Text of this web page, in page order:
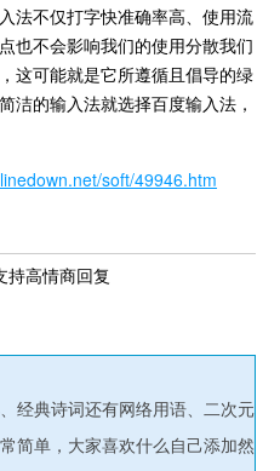
法不仅打字快准确率高、使用流
也不会影响我们的使用分散我们
这可能就是它所遵循且倡导的绿
洁的输入法就选择百度输入法，
soft/49946.htm
持高情商回复
经典诗词还有网络用语、二次元
简单，大家喜欢什么自己添加然